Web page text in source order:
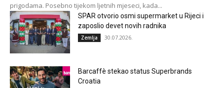
prigodama. Posebno tijekom ljetnih mjeseci, kada...
SPAR otvorio osmi supermarket u Rijeci i
zaposlio devet novih radnika
Zemlja 30.07.2026.
Barcaffè stekao status Superbrands
Croatia